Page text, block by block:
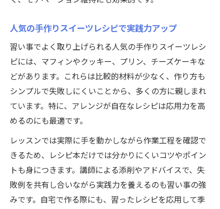
人気の手作りスイーツレシピで実践力アップ
習い事でよく取り上げられる人気の手作りスイーツレシ
ピには、マフィンやクッキー、プリン、チーズケーキな
どがあります。これらは比較的材料が少なく、作り方も
シンプルで失敗しにくいことから、多くの方に親しまれ
ています。特に、アレンジが自在なレシピは応用力を高
めるのにも最適です。
レッスンでは実際に手を動かしながら作業工程を確認で
きるため、レシピ本だけでは分かりにくいコツやポイン
トも身につきます。講師による添削やアドバイスで、失
敗例を共有し合いながら実践力を養えるのも習い事の強
みです。自宅で作る際にも、習ったレシピを応用して季